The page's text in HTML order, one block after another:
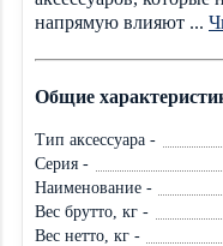
напрямую влияют ...
Общие
Тип аксессуара -
Серия -
Наименование -
Вес брутто, кг -
Вес нетто, кг -